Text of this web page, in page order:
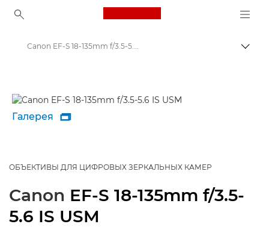
Canon Logo, back to
Canon EF-S 18-135mm f/3.5-5.6 IS USM - Объективы - Камера и фотообъективы
Галерея 
ОБЪЕКТИВЫ ДЛЯ ЦИФРОВЫХ ЗЕРКАЛЬНЫХ КАМЕР
Canon EF-S 18-135mm f/3.5-
5.6 IS USM